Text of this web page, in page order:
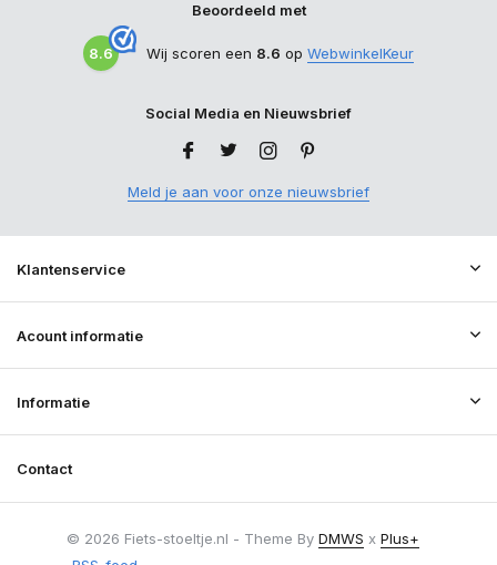
Beoordeeld met
8.6 Wij scoren een 8.6 op WebwinkelKeur
Social Media en Nieuwsbrief
Meld je aan voor onze nieuwsbrief
Klantenservice
Acount informatie
Informatie
Contact
© 2026 Fiets-stoeltje.nl - Theme By DMWS x Plus+